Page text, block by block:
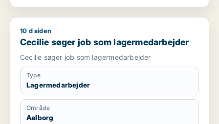
Cecilie søger job som lagermedarbejder
10 d siden
Cecilie søger job som lagermedarbejder
Cecilie søger job som lagermedarbejder
Type
Lagermedarbejder
Område
Aalborg